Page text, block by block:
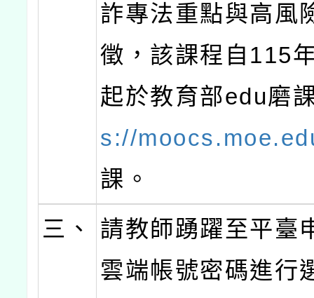
詐專法重點與高風
徵，該課程自115
起於教育部edu磨
s://
課。
三、
請教師踴躍至平臺
雲端帳號密碼進行